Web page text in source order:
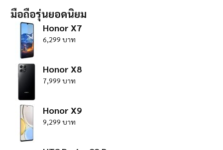
มือถือรุ่นยอดนิยม
Honor X7
6,299 บาท
Honor X8
7,999 บาท
Honor X9
9,299 บาท